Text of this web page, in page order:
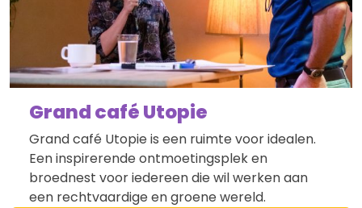
Grand café Utopie
Grand café Utopie is een ruimte voor idealen.
Een inspirerende ontmoetingsplek en
broednest voor iedereen die wil werken aan
een rechtvaardige en groene wereld.